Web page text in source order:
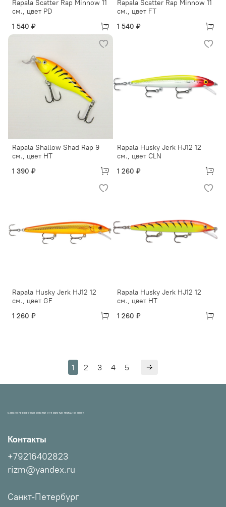
Rapala Scatter Rap Minnow 11
см., цвет PD
1 540 ₽
Rapala Scatter Rap Minnow 11
см., цвет FT
1 540 ₽
Rapala Shallow Shad Rap 9
см., цвет НT
1 390 ₽
Rapala Husky Jerk HJ12 12
см., цвет CLN
1 260 ₽
Rapala Husky Jerk HJ12 12
см., цвет GF
1 260 ₽
Rapala Husky Jerk HJ12 12
см., цвет HT
1 260 ₽
1 2 3 4 5
МАГАЗИН ПРОВЕРЕННЫХ СНАСТЕЙ И УЛОВИСТЫХ ПРИМАНОК НХНЧ!
Контакты
+79216402823
rizm@yandex.ru
Санкт-Петербург